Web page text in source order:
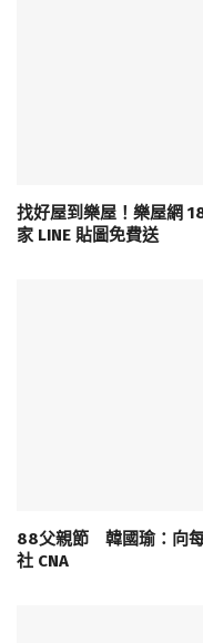
找好屋到樂屋！樂屋網
家 LINE 貼圖免費送
88父親節 韓國瑜：向
社 CNA